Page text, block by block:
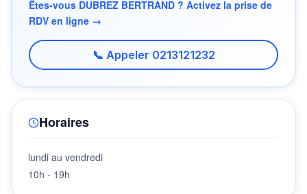
Êtes-vous DUBREZ BERTRAND ? Activez la prise de
RDV en ligne →
📞 Appeler 0213121232
Horaires
lundi au vendredi
10h - 19h